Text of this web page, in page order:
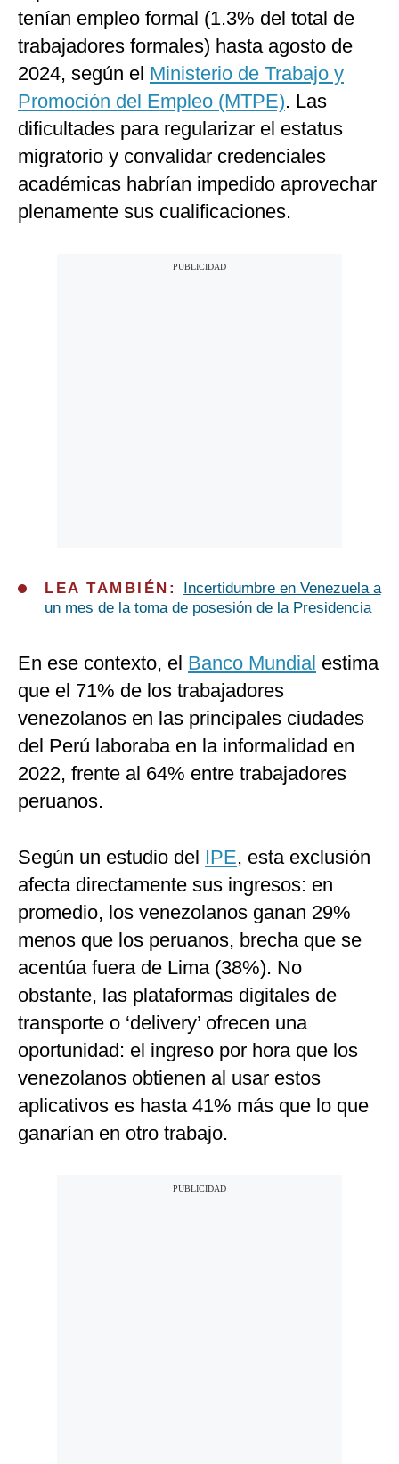
tenían empleo formal (1.3% del total de
trabajadores formales) hasta agosto de
2024, según el Ministerio de Trabajo y
Promoción del Empleo (MTPE). Las
dificultades para regularizar el estatus
migratorio y convalidar credenciales
académicas habrían impedido aprovechar
plenamente sus cualificaciones.
LEA TAMBIÉN:
Incertidumbre en Venezuela a
un mes de la toma de posesión de la Presidencia
En ese contexto, el Banco Mundial estima
que el 71% de los trabajadores
venezolanos en las principales ciudades
del Perú laboraba en la informalidad en
2022, frente al 64% entre trabajadores
peruanos.
Según un estudio del IPE, esta exclusión
afecta directamente sus ingresos: en
promedio, los venezolanos ganan 29%
menos que los peruanos, brecha que se
acentúa fuera de Lima (38%). No
obstante, las plataformas digitales de
transporte o ‘delivery’ ofrecen una
oportunidad: el ingreso por hora que los
venezolanos obtienen al usar estos
aplicativos es hasta 41% más que lo que
ganarían en otro trabajo.